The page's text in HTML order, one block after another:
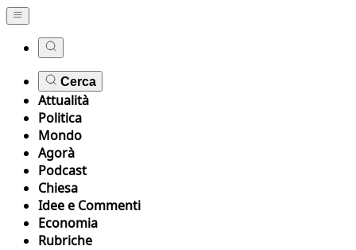
Cerca
Attualità
Politica
Mondo
Agorà
Podcast
Chiesa
Idee e Commenti
Economia
Rubriche